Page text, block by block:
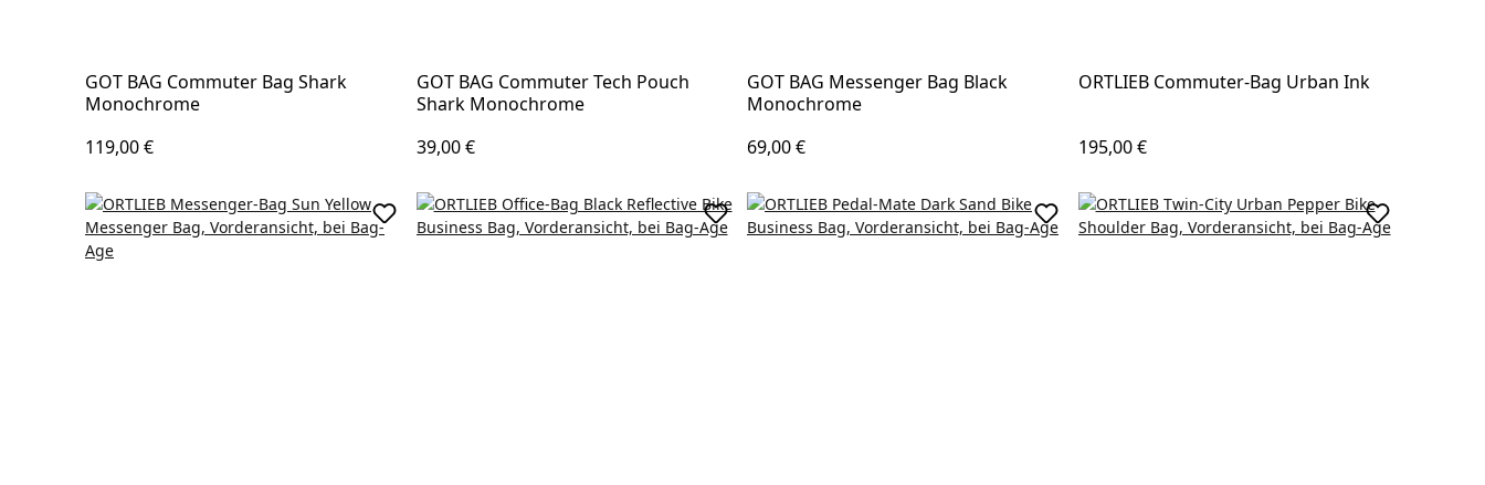
GOT BAG Commuter Bag Shark
Monochrome
Regulärer Preis:
119,00 €
GOT BAG Commuter Tech Pouch
Shark Monochrome
Regulärer Preis:
39,00 €
GOT BAG Messenger Bag Black
Monochrome
Regulärer Preis:
69,00 €
ORTLIEB Commuter-Bag Urban Ink
Regulärer Preis:
195,00 €